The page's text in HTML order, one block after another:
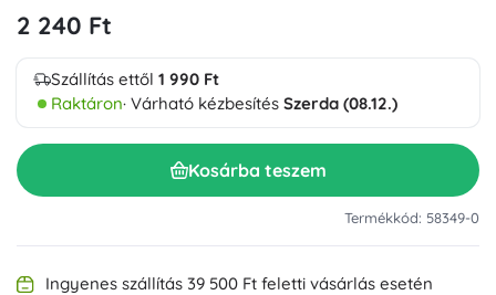
2 240 Ft
Szállítás ettől 1 990 Ft
Raktáron· Várható kézbesítés Szerda (08.12.)
Kosárba teszem
Termékkód: 58349-0
Ingyenes szállítás 39 500 Ft feletti vásárlás esetén